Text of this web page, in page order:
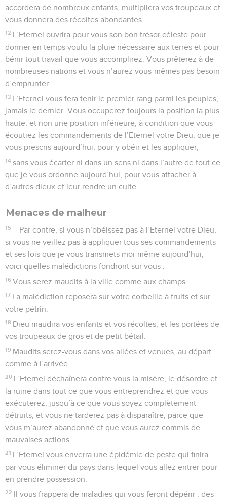
accordera de nombreux enfants, multipliera vos troupeaux et
vous donnera des récoltes abondantes.
12 L’Eternel ouvrira pour vous son bon trésor céleste pour
donner en temps voulu la pluie nécessaire aux terres et pour
bénir tout travail que vous accomplirez. Vous prêterez à de
nombreuses nations et vous n’aurez vous-mêmes pas besoin
d’emprunter.
13 L’Eternel vous fera tenir le premier rang parmi les peuples,
jamais le dernier. Vous occuperez toujours la position la plus
haute, et non une position inférieure, à condition que vous
écoutiez les commandements de l’Eternel votre Dieu, que je
vous prescris aujourd’hui, pour y obéir et les appliquer,
14 sans vous écarter ni dans un sens ni dans l’autre de tout ce
que je vous ordonne aujourd’hui, pour vous attacher à
d’autres dieux et leur rendre un culte.
Menaces de malheur
15 —Par contre, si vous n’obéissez pas à l’Eternel votre Dieu,
si vous ne veillez pas à appliquer tous ses commandements
et ses lois que je vous transmets moi-même aujourd’hui,
voici quelles malédictions fondront sur vous :
16 Vous serez maudits à la ville comme aux champs.
17 La malédiction reposera sur votre corbeille à fruits et sur
votre pétrin.
18 Dieu maudira vos enfants et vos récoltes, et les portées de
vos troupeaux de gros et de petit bétail.
19 Maudits serez-vous dans vos allées et venues, au départ
comme à l’arrivée.
20 L’Eternel déchaînera contre vous la misère, le désordre et
la ruine dans tout ce que vous entreprendrez et que vous
exécuterez, jusqu’à ce que vous soyez complètement
détruits, et vous ne tarderez pas à disparaître, parce que
vous m’aurez abandonné et que vous aurez commis de
mauvaises actions.
21 L’Eternel vous enverra une épidémie de peste qui finira
par vous éliminer du pays dans lequel vous allez entrer pour
en prendre possession.
22 Il vous frappera de maladies qui vous feront dépérir : des